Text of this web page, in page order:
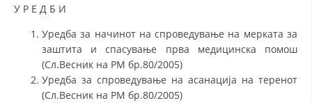
У Р Е Д Б И
Уредба за начинот на спроведување на мерката за
заштита и спасување прва медицинска помош
(Сл.Весник на РМ бр.80/2005)
Уредба за спроведување на асанација на теренот
(Сл.Весник на РМ бр.80/2005)